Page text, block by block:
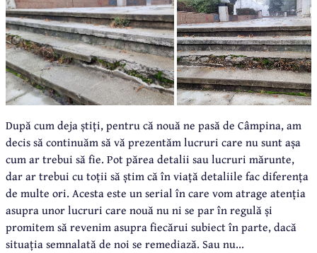
După cum deja știți, pentru că nouă ne pasă de Câmpina, am
decis să continuăm să vă prezentăm lucruri care nu sunt așa
cum ar trebui să fie. Pot părea detalii sau lucruri mărunte,
dar ar trebui cu toții să știm că în viață detaliile fac diferența
de multe ori. Acesta este un serial în care vom atrage atenția
asupra unor lucruri care nouă nu ni se par în regulă și
promitem să revenim asupra fiecărui subiect în parte, dacă
situația semnalată de noi se remediază. Sau nu...